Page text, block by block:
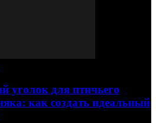
уголок для птичьего
как создать идеальный